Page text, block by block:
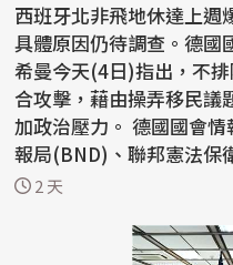
西班牙北非飛地休達上週
具體原因仍待調查。德國
希曼今天(4日)指出，不
合攻擊，藉由操弄移民議
加政治壓力。 德國國會情報監督委員會負責監督聯邦情
報局(BND)、聯邦憲法保
D)...
2 天